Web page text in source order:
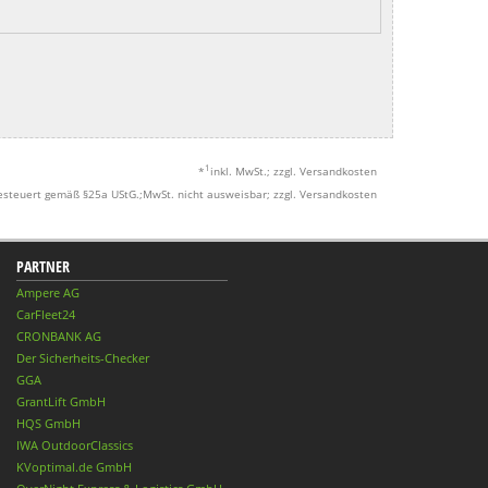
* 1 inkl. MwSt.; zzgl. Versandkosten
gemäß §25a UStG.;MwSt. nicht ausweisbar; zzgl. Versandkosten
PARTNER
Ampere AG
CarFleet24
CRONBANK AG
Der Sicherheits-Checker
GGA
GrantLift GmbH
HQS GmbH
IWA OutdoorClassics
KVoptimal.de GmbH